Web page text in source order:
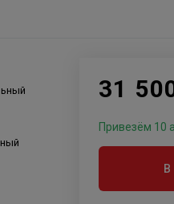
31
Привезём 10
В